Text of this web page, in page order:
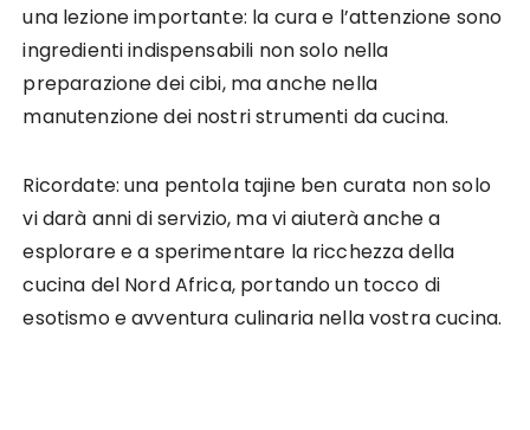
una lezione importante: la cura e l’attenzione sono
ingredienti indispensabili non solo nella
preparazione dei cibi, ma anche nella
manutenzione dei nostri strumenti da cucina.
Ricordate: una pentola tajine ben curata non solo
vi darà anni di servizio, ma vi aiuterà anche a
esplorare e a sperimentare la ricchezza della
cucina del Nord Africa, portando un tocco di
esotismo e avventura culinaria nella vostra cucina.